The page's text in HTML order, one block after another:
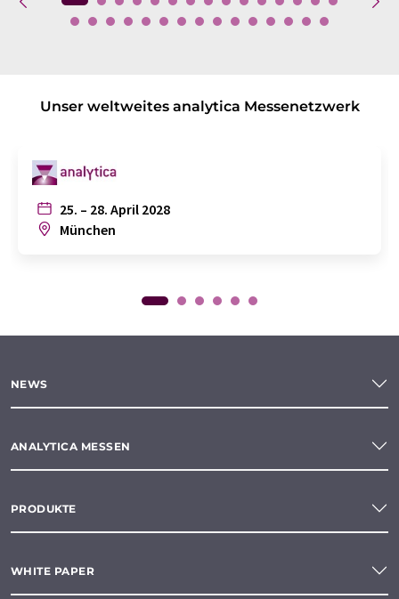
Unser weltweites analytica Messenetzwerk
25. – 28. April 2028
München
NEWS
ANALYTICA MESSEN
PRODUKTE
WHITE PAPER